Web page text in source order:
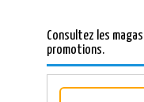
Consultez les
promotions.